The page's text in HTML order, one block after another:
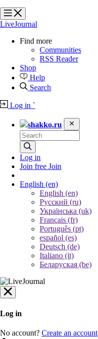
?
?
LiveJournal
Find more
Communities
RSS Reader
Shop
Help
Search
Log in `
shakko.ru
Log in
Join free Join
English (en)
English (en)
Русский (ru)
Українська (uk)
Français (fr)
Português (pt)
español (es)
Deutsch (de)
Italiano (it)
Беларуская (be)
Log in
No account? Create an account